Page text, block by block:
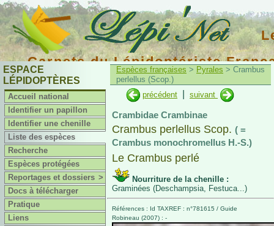
Carnets du Lépidoptériste
ESPACE
LÉPIDOPTÈRES
Accueil national
Identifier un papillon
Identifier une chenille
Liste des espèces
Recherche
Espèces protégées
Reportages et dossiers >
Docs à télécharger
Pratique
Liens
Espèces françaises > Pyrales > Crambus
perlellus (Scop.)
précédent
suivant
Crambidae Crambinae
Crambus perlellus Scop. ( =
Crambus monochromellus H.-S.)
Le Crambus perlé
Nourriture de la chenille :
Graminées (Deschampsia, Festuca...)
Références : Id TAXREF : n°781615 / Guide
Robineau (2007) : -